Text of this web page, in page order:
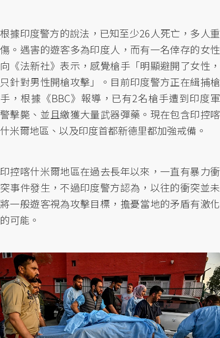
根據印度警方的說法，已知至少26人死亡，多人重
傷。遇害的遊客多為印度人，而有一名倖存的女性
向《法新社》表示，感覺槍手「明顯避開了女性，
只針對男性開槍攻擊」。目前印度警方正在緝捕槍
手，根據《BBC》報導，已有2名槍手遭到印度軍
警擊斃、並且繳獲大量武器彈藥。現在包含印控喀
什米爾地區、以及印度首都新德里都加強戒備。
印控喀什米爾地區在過去長年以來，一直有暴力衝
突事件發生，不過印度警方認為，以往的衝突並未
將一般遊客視為攻擊目標，擔憂當地的矛盾有激化
的可能。